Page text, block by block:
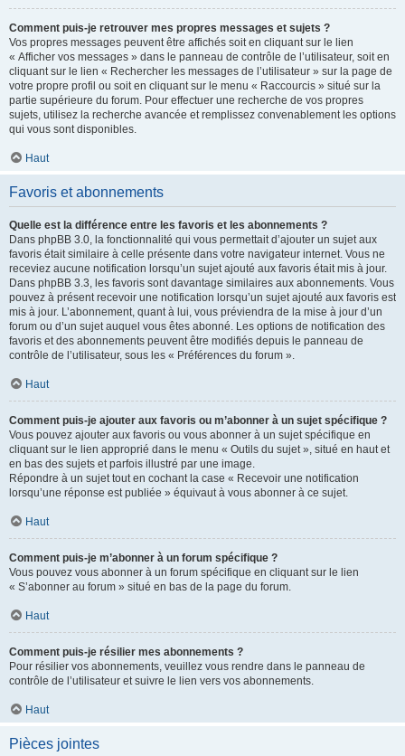
Comment puis-je retrouver mes propres messages et sujets ?
Vos propres messages peuvent être affichés soit en cliquant sur le lien
« Afficher vos messages » dans le panneau de contrôle de l’utilisateur, soit en
cliquant sur le lien « Rechercher les messages de l’utilisateur » sur la page de
votre propre profil ou soit en cliquant sur le menu « Raccourcis » situé sur la
partie supérieure du forum. Pour effectuer une recherche de vos propres
sujets, utilisez la recherche avancée et remplissez convenablement les options
qui vous sont disponibles.
Haut
Favoris et abonnements
Quelle est la différence entre les favoris et les abonnements ?
Dans phpBB 3.0, la fonctionnalité qui vous permettait d’ajouter un sujet aux
favoris était similaire à celle présente dans votre navigateur internet. Vous ne
receviez aucune notification lorsqu’un sujet ajouté aux favoris était mis à jour.
Dans phpBB 3.3, les favoris sont davantage similaires aux abonnements. Vous
pouvez à présent recevoir une notification lorsqu’un sujet ajouté aux favoris est
mis à jour. L’abonnement, quant à lui, vous préviendra de la mise à jour d’un
forum ou d’un sujet auquel vous êtes abonné. Les options de notification des
favoris et des abonnements peuvent être modifiés depuis le panneau de
contrôle de l’utilisateur, sous les « Préférences du forum ».
Haut
Comment puis-je ajouter aux favoris ou m’abonner à un sujet spécifique ?
Vous pouvez ajouter aux favoris ou vous abonner à un sujet spécifique en
cliquant sur le lien approprié dans le menu « Outils du sujet », situé en haut et
en bas des sujets et parfois illustré par une image.
Répondre à un sujet tout en cochant la case « Recevoir une notification
lorsqu’une réponse est publiée » équivaut à vous abonner à ce sujet.
Haut
Comment puis-je m’abonner à un forum spécifique ?
Vous pouvez vous abonner à un forum spécifique en cliquant sur le lien
« S’abonner au forum » situé en bas de la page du forum.
Haut
Comment puis-je résilier mes abonnements ?
Pour résilier vos abonnements, veuillez vous rendre dans le panneau de
contrôle de l’utilisateur et suivre le lien vers vos abonnements.
Haut
Pièces jointes